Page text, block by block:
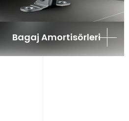
Bagaj Amortisörleri